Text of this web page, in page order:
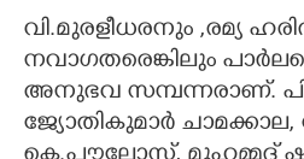
CONTACT US
വി.മുരളീധരനും ,രമ്യ
നവാഗതരെങ്കിലും
അനുഭവ സമ്പന്നരാണ്.
ജ്യോതികുമാർ